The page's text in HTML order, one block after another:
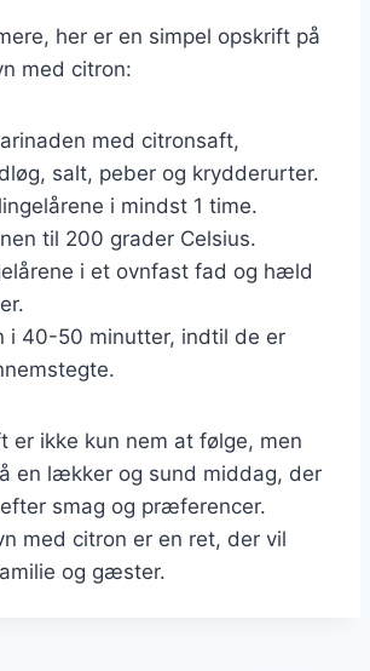
her er en simpel opskrift på
med citron:
med citronsaft,
salt, peber og krydderurter.
i mindst 1 time.
til 200 grader Celsius.
i et ovnfast fad og hæld
i 40-50 minutter, indtil de er
er ikke kun nem at følge, men
en lækker og sund middag, der
smag og præferencer.
med citron er en ret, der vil
og gæster.